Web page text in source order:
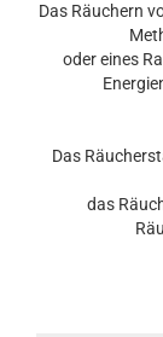
Das Räuchern
oder eines
Das
das